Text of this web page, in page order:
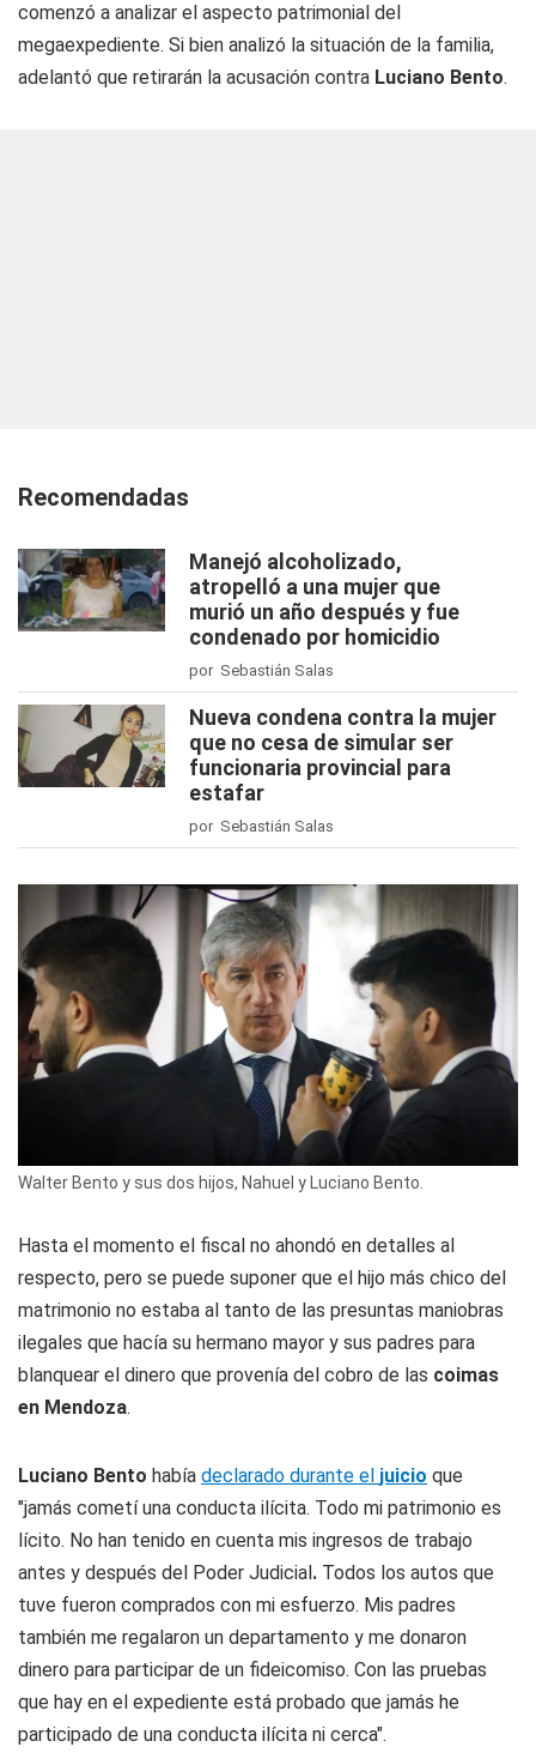
comenzó a analizar el aspecto patrimonial del
megaexpediente. Si bien analizó la situación de la familia,
adelantó que retirarán la acusación contra Luciano Bento.
Recomendadas
Manejó alcoholizado,
atropelló a una mujer que
murió un año después y fue
condenado por homicidio
por Sebastián Salas
Nueva condena contra la mujer
que no cesa de simular ser
funcionaria provincial para
estafar
por Sebastián Salas
Walter Bento y sus dos hijos, Nahuel y Luciano Bento.
Hasta el momento el fiscal no ahondó en detalles al
respecto, pero se puede suponer que el hijo más chico del
matrimonio no estaba al tanto de las presuntas maniobras
ilegales que hacía su hermano mayor y sus padres para
blanquear el dinero que provenía del cobro de las coimas
en Mendoza.
Luciano Bento había declarado durante el juicio que
"jamás cometí una conducta ilícita. Todo mi patrimonio es
lícito. No han tenido en cuenta mis ingresos de trabajo
antes y después del Poder Judicial. Todos los autos que
tuve fueron comprados con mi esfuerzo. Mis padres
también me regalaron un departamento y me donaron
dinero para participar de un fideicomiso. Con las pruebas
que hay en el expediente está probado que jamás he
participado de una conducta ilícita ni cerca".